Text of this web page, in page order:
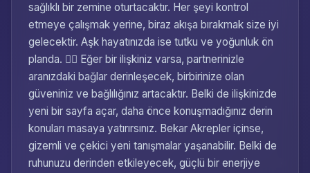
sağlıklı bir zemine oturtacaktır. Her şeyi kontrol
etmeye çalışmak yerine, biraz akışa bırakmak size iyi
gelecektir. Aşk hayatınızda ise tutku ve yoğunluk ön
planda. ❤️‍🔥 Eğer bir ilişkiniz varsa, partnerinizle
aranızdaki bağlar derinleşecek, birbirinize olan
güveniniz ve bağlılığınız artacaktır. Belki de ilişkinizde
yeni bir sayfa açar, daha önce konuşmadığınız derin
konuları masaya yatırırsınız. Bekar Akrepler içinse,
gizemli ve çekici yeni tanışmalar yaşanabilir. Belki de
ruhunuzu derinden etkileyecek, güçlü bir enerjiye